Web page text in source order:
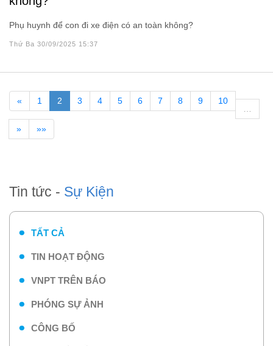
Phụ huynh để con đi xe điện có an toàn không?
Thứ Ba 30/09/2025 15:37
« 1 2 3 4 5 6 7 8 9
10
…
» »»
Tin tức - Sự Kiện
TẤT CẢ
TIN HOẠT ĐỘNG
VNPT TRÊN BÁO
PHÓNG SỰ ẢNH
CÔNG BỐ